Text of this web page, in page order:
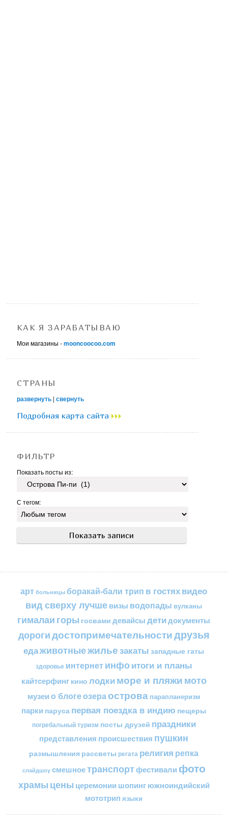
КАК Я ЗАРАБАТЫВАЮ
Мои магазины -mooncoocoo.com
СТРАНЫ
развернуть |свернуть
Подробная карта сайта
ФИЛЬТР
Показать посты из:
С тегом:
арт больницы боракай-бали трип в гостяхвидео
вид сверху лучшевизы водопады вулканы
гималаи горы госвами девайсы детидокументы
дорогидостопримечательностидрузья
едаживотныежильезакаты западные гаты
здоровье интернетинфоитоги и планы
кайтсерфинг кино лодкиморе и пляжимото
музеи о блогеозераострова парапланеризм
парки паруса первая поездка в индию пещеры
погребальный туризм посты друзей праздники
представления происшествия пушкин
размышления рассветы регата религия репка
слайдшоу смешноетранспортфестивали фото
храмы цены церемонии шопингюжноиндийский
мототрип языки